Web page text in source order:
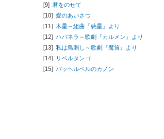
[9] 君をのせて
[10] 愛のあいさつ
[11] 木星～組曲『惑星』より
[12] ハバネラ～歌劇『カルメン』より
[13] 私は鳥刺し～歌劇『魔笛』より
[14] リベルタンゴ
[15] パッヘルベルのカノン